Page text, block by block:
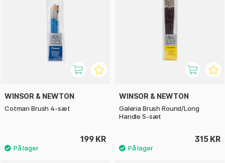
WINSOR & NEWTON
Cotman Brush 4-sæt
199 KR
WINSOR & NEWTON
Galeria Brush Round/Long
Handle 5-sæt
315 KR